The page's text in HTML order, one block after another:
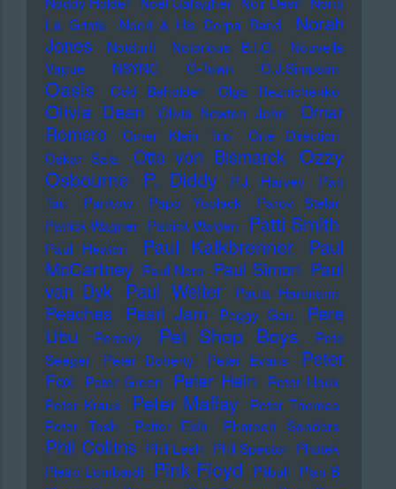
La Grinta
Noori & His Dorpa Band
Norah
Jones
Notdurft Notorious B.I.G.
Nouvelle
Vague
NSYNC O-Town O.J.Simpson
Oasis Odd Beholder Olga Reznichenko
Olivia Dean Olivia Newton John
Omar
Romero
Omer Klein Trio
One Direction
Oskar Sala
Otto von Bismarck Ozzy
Osbourne
P. Diddy P.J. Harvey
Pan
Tau
Pankow Papo Yoplack
Parov Stelar
Patrick Wagner Patrick Walden Patti Smith
Paul Heaton Paul Kalkbrenner
Paul
McCartney Paul Nero Paul Simon Paul
van Dyk Paul Weller Paula Hartmann
Peaches Pearl Jam Peggy Gou
Pere
Ubu
Perrecy Pet Shop Boys
Pete
Seeger
Peter Doherty Peter Evans
Peter
Fox
Peter Green Peter Hein
Peter Hook
Peter Kraus
Peter Maffay
Peter Thomas
Peter Tosh
Petter Eldh Pharoah Sanders
Phil Collins Phil Lesh Phil Spector Photek
Pietro Lombardi
Pink Floyd Pitbull Plan B